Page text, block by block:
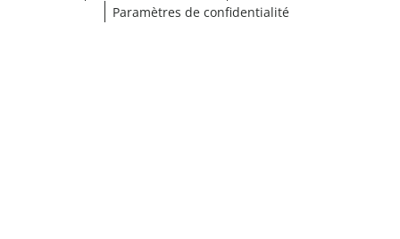
Paramètres de confidentialité